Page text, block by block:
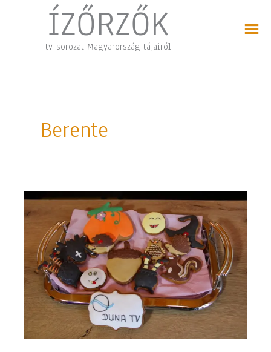
ÍZŐRZŐK
tv-sorozat Magyarország tájairól
Berente